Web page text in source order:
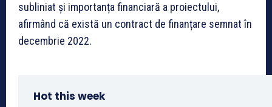
subliniat și importanța financiară a proiectului,
afirmând că există un contract de finanțare semnat în
decembrie 2022.
Hot this week